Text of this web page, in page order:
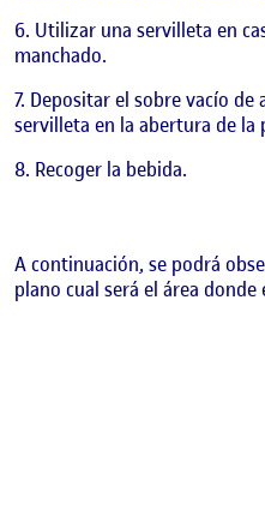
Utilizar una servilleta en
manchado.
Depositar el sobre vacío de
servilleta en la abertura de la
Recoger la bebida.
A continuación, se podrá
plano cual será el área